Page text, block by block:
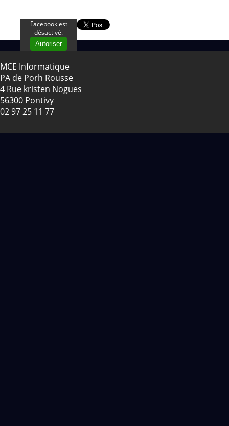
Facebook est
désactivé.
Autoriser
MCE Informatique
PA de Porh Rousse
4 Rue kristen Nogues
56300 Pontivy
02 97 25 11 77